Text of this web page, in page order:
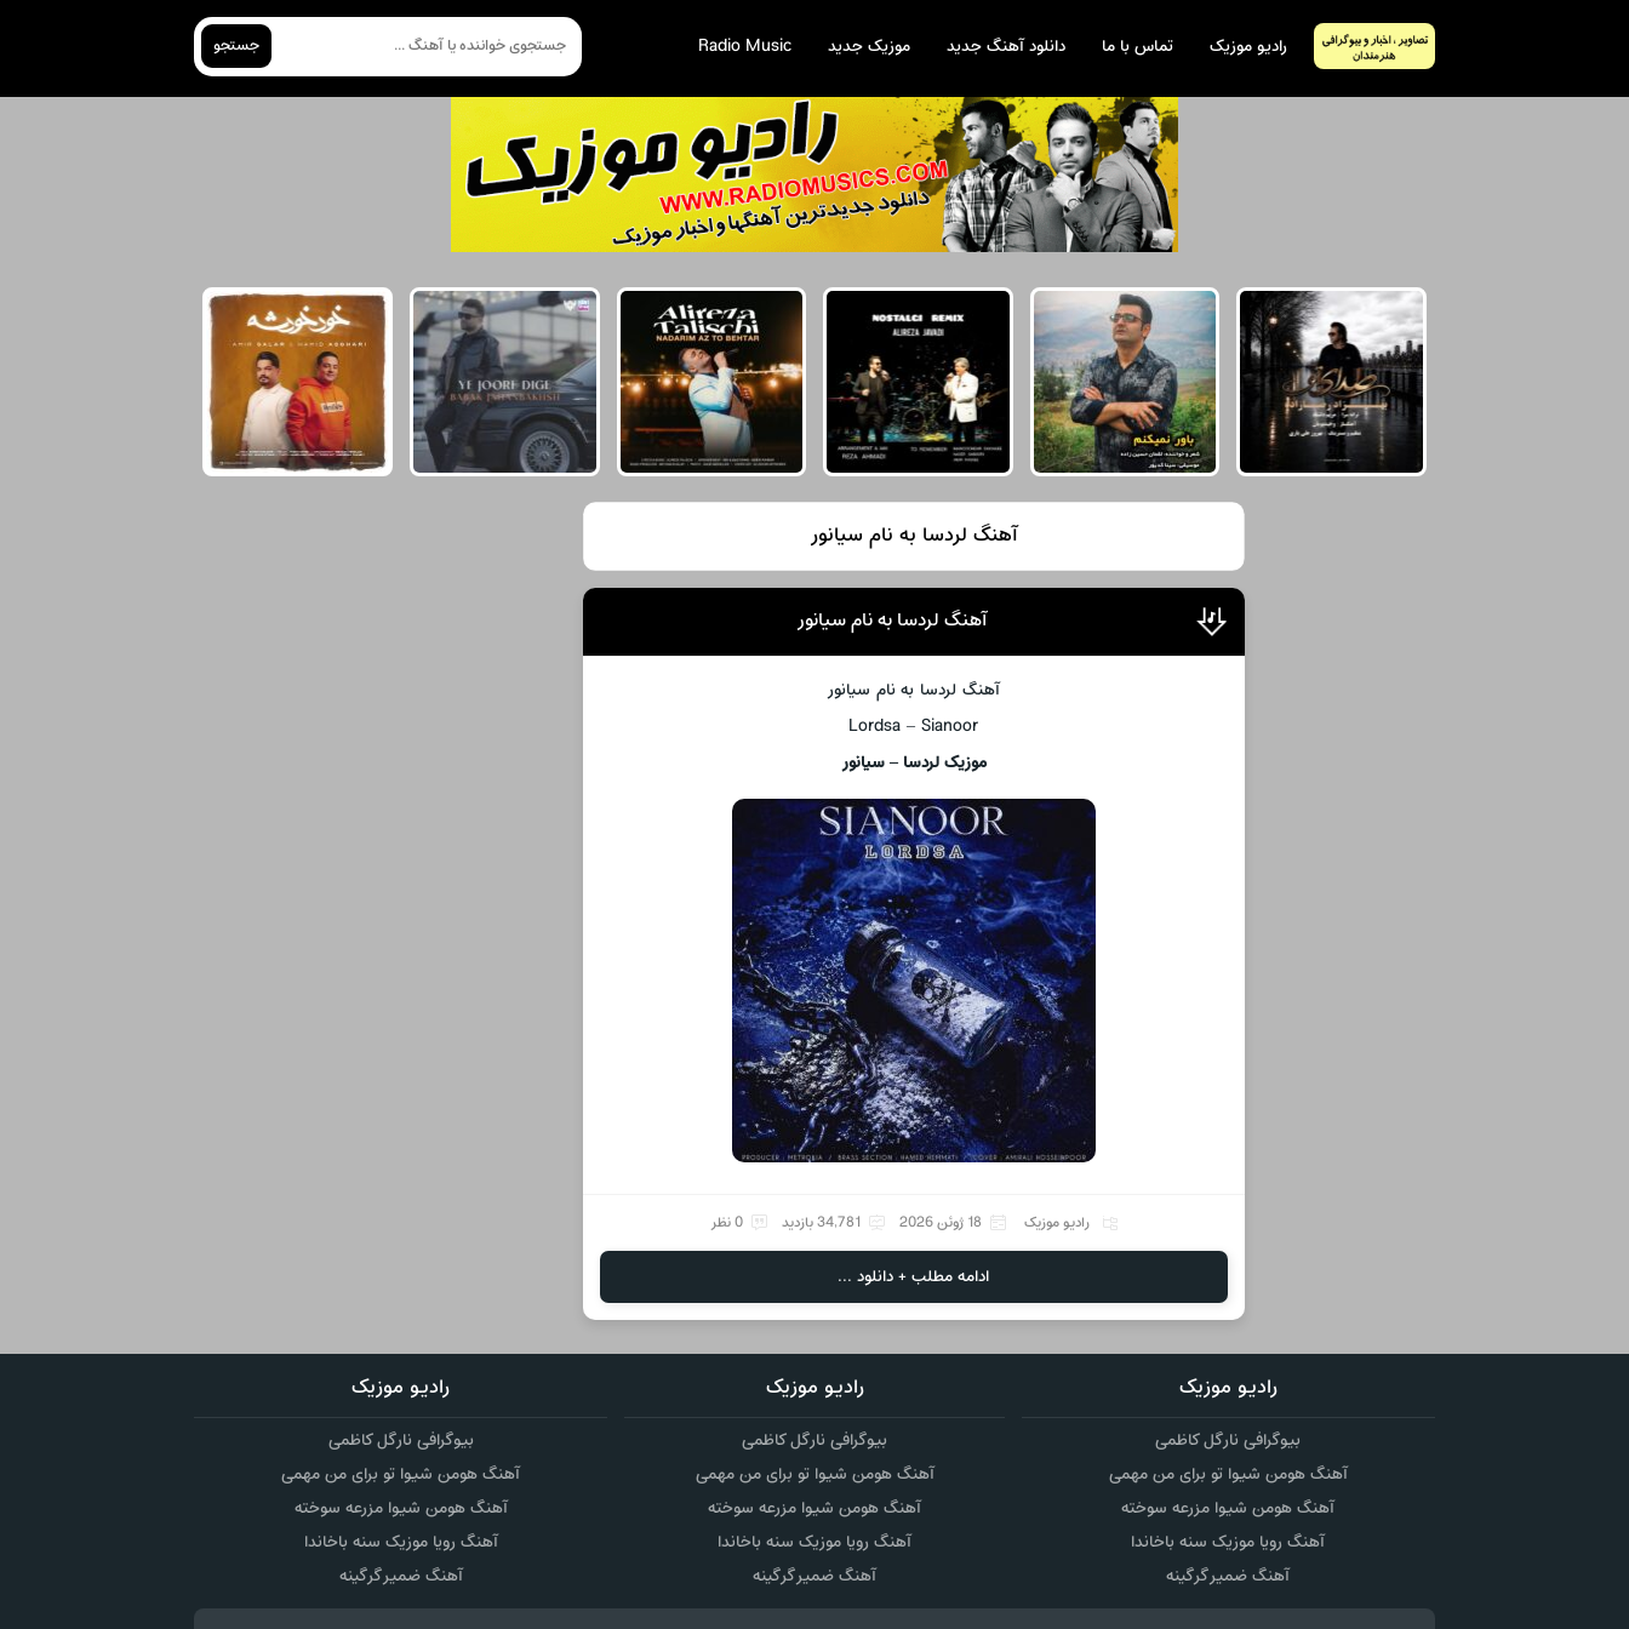
رادیو موزیک تماس با ما دانلود آهنگ جدید موزیک جدید Radio Music جستجو
آهنگ لردسا به نام سیانور
آهنگ لردسا به نام سیانور
آهنگ لردسا به نام سیانور
Lordsa – Sianoor
موزیک لردسا – سیانور
رادیو موزیک 18 ژوئن 2026 34,781 بازدید 0 نظر
ادامه مطلب + دانلود ...
رادیو موزیک
بیوگرافی نارگل کاظمی
آهنگ هومن شیوا تو برای من مهمی
آهنگ هومن شیوا مزرعه سوخته
آهنگ رویا موزیک سنه باخاندا
آهنگ ضمیر گرگینه
رادیو موزیک
بیوگرافی نارگل کاظمی
آهنگ هومن شیوا تو برای من مهمی
آهنگ هومن شیوا مزرعه سوخته
آهنگ رویا موزیک سنه باخاندا
آهنگ ضمیر گرگینه
رادیو موزیک
بیوگرافی نارگل کاظمی
آهنگ هومن شیوا تو برای من مهمی
آهنگ هومن شیوا مزرعه سوخته
آهنگ رویا موزیک سنه باخاندا
آهنگ ضمیر گرگینه